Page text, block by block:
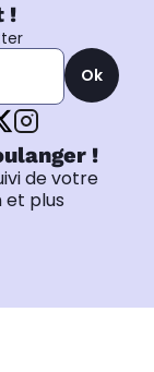
!
Ok
!
de votre
et plus